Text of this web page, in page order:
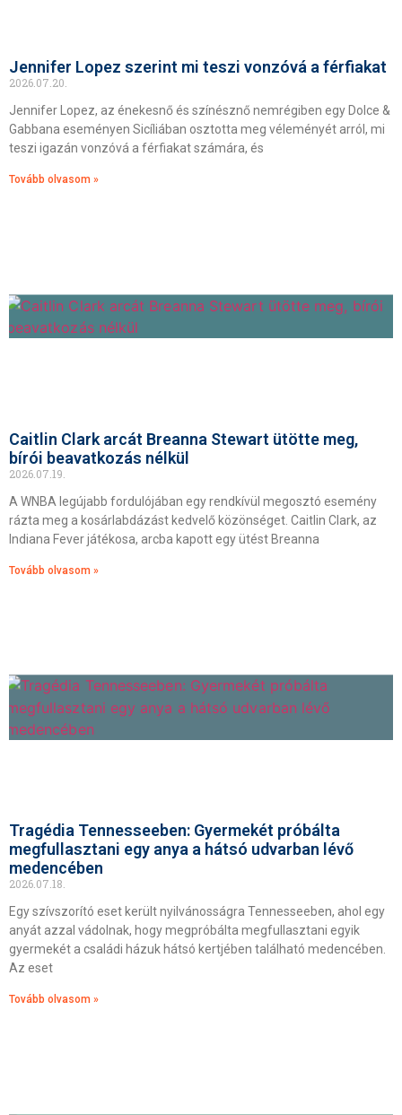
Jennifer Lopez szerint mi teszi vonzóvá a férfiakat
2026.07.20.
Jennifer Lopez, az énekesnő és színésznő nemrégiben egy Dolce &
Gabbana eseményen Sicíliában osztotta meg véleményét arról, mi
teszi igazán vonzóvá a férfiakat számára, és
Tovább olvasom »
Caitlin Clark arcát Breanna Stewart ütötte meg,
bírói beavatkozás nélkül
2026.07.19.
A WNBA legújabb fordulójában egy rendkívül megosztó esemény
rázta meg a kosárlabdázást kedvelő közönséget. Caitlin Clark, az
Indiana Fever játékosa, arcba kapott egy ütést Breanna
Tovább olvasom »
Tragédia Tennesseeben: Gyermekét próbálta
megfullasztani egy anya a hátsó udvarban lévő
medencében
2026.07.18.
Egy szívszorító eset került nyilvánosságra Tennesseeben, ahol egy
anyát azzal vádolnak, hogy megpróbálta megfullasztani egyik
gyermekét a családi házuk hátsó kertjében található medencében.
Az eset
Tovább olvasom »